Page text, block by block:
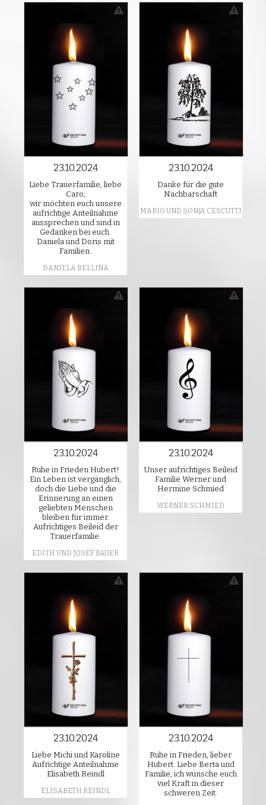
23.10.2024
Liebe Trauerfamilie, liebe
Caro,
wir möchten euch unsere
aufrichtige Anteilnahme
aussprechen und sind in
Gedanken bei euch.
Daniela und Doris mit
Familien.
DANIELA BELLINA
23.10.2024
Danke für die gute
Nachbarschaft
MARIO UND SONJA CESCUTTI
23.10.2024
Ruhe in Frieden Hubert!
Ein Leben ist vergänglich,
doch die Liebe und die
Erinnerung an einen
geliebten Menschen
bleiben für immer.
Aufrichtiges Beileid der
Trauerfamilie.
EDITH UND JOSEF BAUER
23.10.2024
Unser aufrichtiges Beileid
Familie Werner und
Hermine Schmied
WERNER SCHMIED
23.10.2024
Liebe Michi und Karoline
Aufrichtige Anteilnahme
Elisabeth Reindl
ELISABETH REINDL
23.10.2024
Ruhe in Frieden, lieber
Hubert. Liebe Berta und
Familie, ich wünsche euch
viel Kraft in dieser
schweren Zeit.